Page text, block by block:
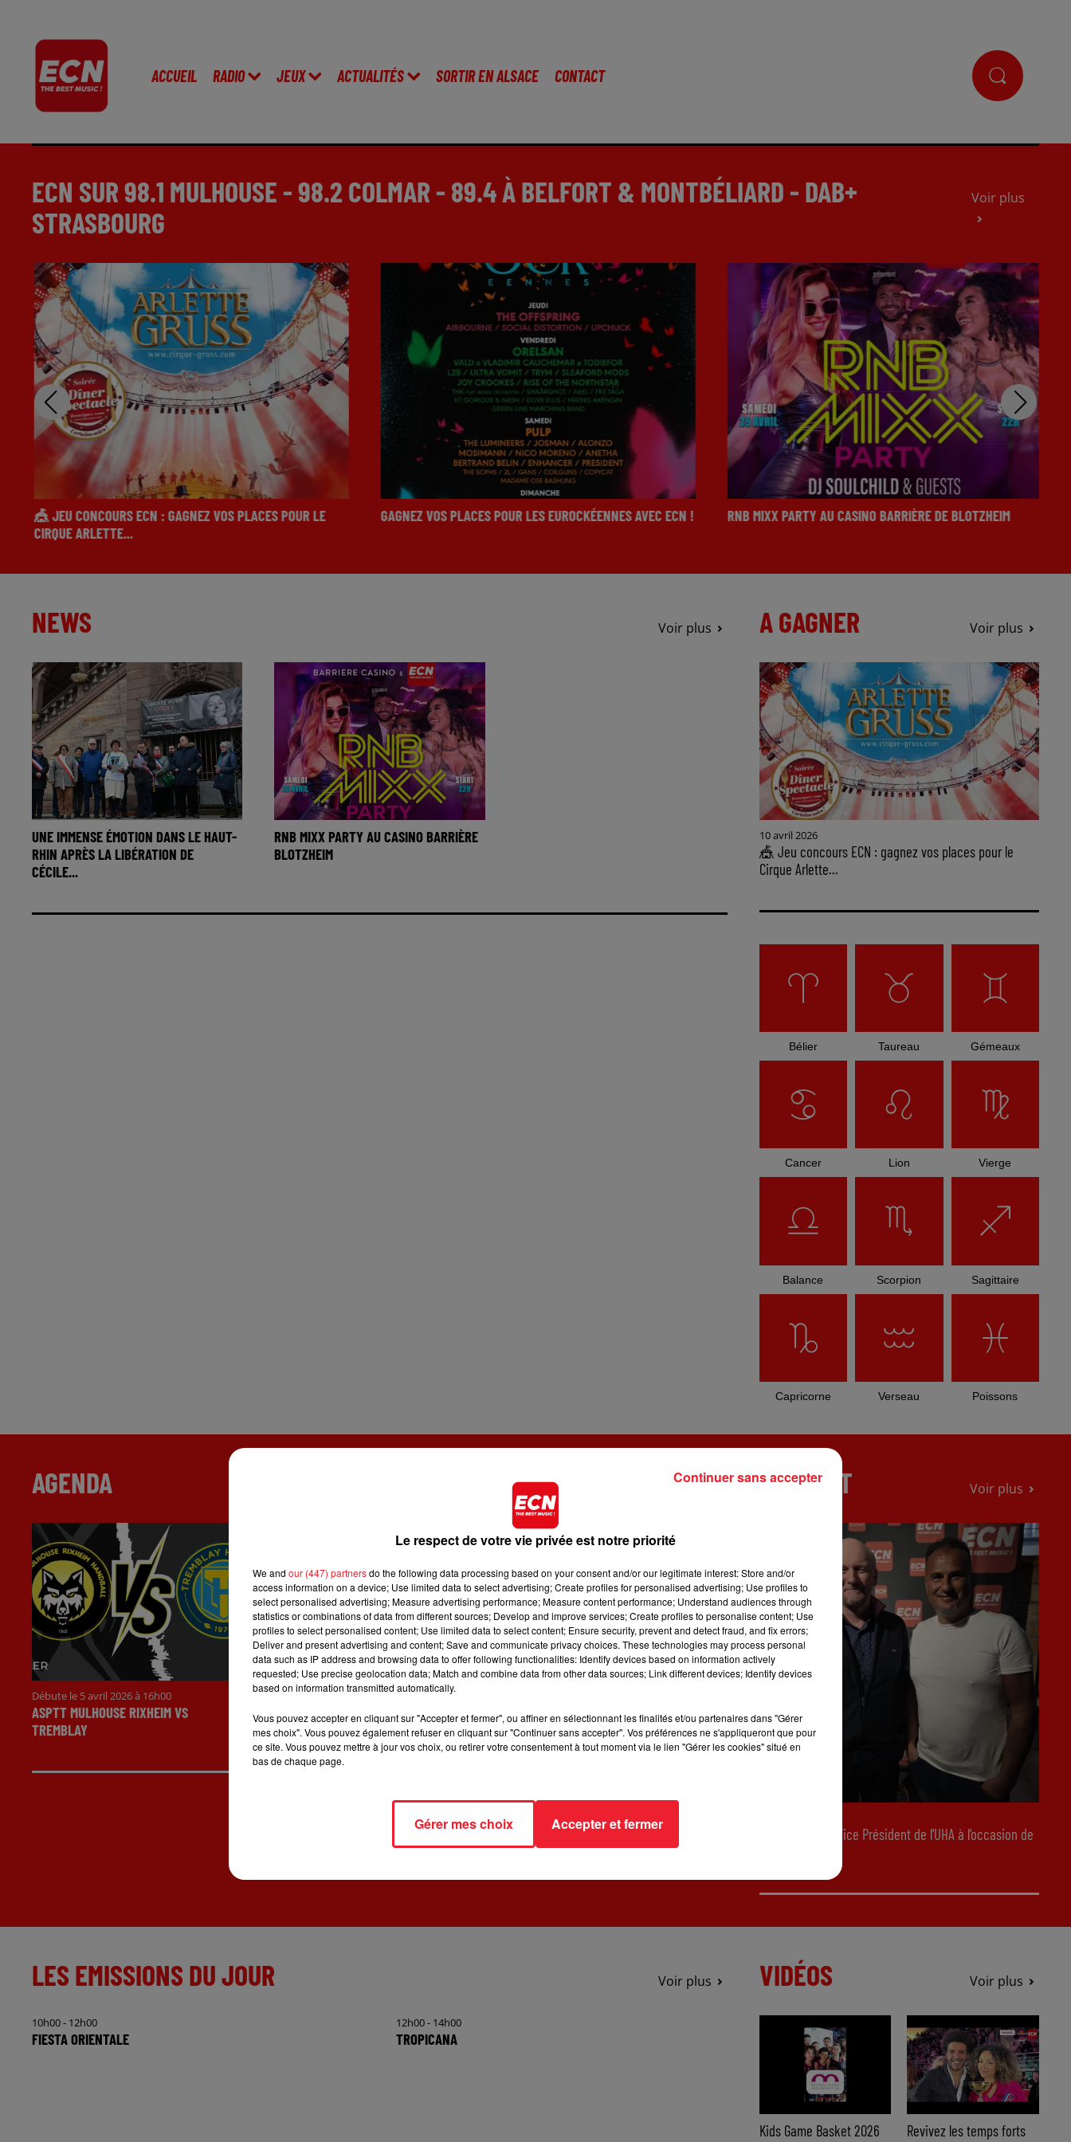
ACCUEIL RADIO JEUX ACTUALITÉS SORTIR EN ALSACE CONTACT
ECN SUR 98.1 MULHOUSE - 98.2 COLMAR - 89.4 À BELFORT & MONTBÉLIARD - DAB+
STRASBOURG
Voir plus
🎪 JEU CONCOURS ECN : GAGNEZ VOS PLACES POUR LE
CIRQUE ARLETTE...
GAGNEZ VOS PLACES POUR LES EUROCKÉENNES AVEC ECN ! RNB MIXX PARTY AU CASINO BARRIÈRE DE BLOTZHEIM
NEWS Voir plus
UNE IMMENSE ÉMOTION DANS LE HAUT-
RHIN APRÈS LA LIBÉRATION DE
CÉCILE...
RNB MIXX PARTY AU CASINO BARRIÈRE
BLOTZHEIM
A GAGNER Voir plus
10 avril 2026
🎪 Jeu concours ECN : gagnez vos places pour le
Cirque Arlette...
Bélier Taureau Gémeaux
Cancer Lion Vierge
Balance Scorpion Sagittaire
Capricorne Verseau Poissons
AGENDA
Débute le 5 avril 2026 à 16h00
ASPTT MULHOUSE RIXHEIM VS
TREMBLAY
Le 3 avril 2026 de 16h00 à 22h15
EQUILIBRIUM - LES GARDIENS DU TEMPS EQUILIBRIUM - LES GARDIENS DU TEMPS
PODCAST Voir plus
Alain Dieterlen Vice Président de l'UHA à l'occasion de
LES EMISSIONS DU JOUR Voir plus
10h00 - 12h00
FIESTA ORIENTALE
12h00 - 14h00
TROPICANA
VIDÉOS Voir plus
Kids Game Basket 2026
Revivez les temps forts
Le respect de votre vie privée est notre priorité
We and our (447) partnersdo the following data processing based on your consent and/or our legitimate interest: Store and/or
access information on a device; Use limited data to select advertising; Create profiles for personalised advertising; Use profiles to
select personalised advertising; Measure advertising performance; Measure content performance; Understand audiences through
statistics or combinations of data from different sources; Develop and improve services; Create profiles to personalise content; Use
profiles to select personalised content; Use limited data to select content; Ensure security, prevent and detect fraud, and fix errors;
Deliver and present advertising and content; Save and communicate privacy choices. These technologies may process personal
data such as IP address and browsing data to offer following functionalities: Identify devices based on information actively
requested; Use precise geolocation data; Match and combine data from other data sources; Link different devices; Identify devices
based on information transmitted automatically.
Vous pouvez accepter en cliquant sur "Accepter et fermer", ou affiner en sélectionnant les finalités et/ou partenaires dans "Gérer
mes choix". Vous pouvez également refuser en cliquant sur "Continuer sans accepter". Vos préférences ne s'appliqueront que pour
ce site. Vous pouvez mettre à jour vos choix, ou retirer votre consentement à tout moment via le lien "Gérer les cookies" situé en
bas de chaque page.
Gérer mes choix Accepter et fermer
Continuer sans accepter